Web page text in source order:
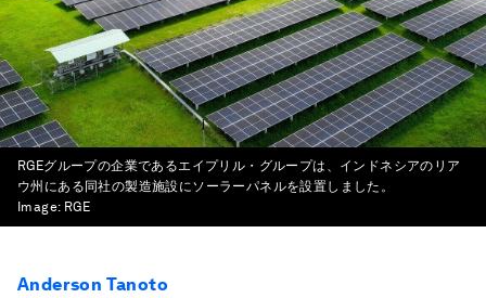
RGEグループの企業であるエイプリル・グループは、インドネシアのリア
ウ州にある同社の製造施設にソーラーパネルを設置しました。
Image: RGE
Anderson Tanoto